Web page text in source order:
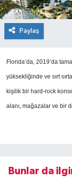
Paylaş
Florida’da, 2019’da
yüksekliğinde ve sırt
kişilik bir hard-rock
alanı, mağazalar ve bir
Bunlar da